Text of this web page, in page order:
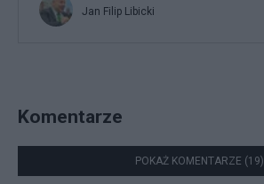
Jan Filip Libicki
Komentarze
POKAŻ KOMENTARZE (19)